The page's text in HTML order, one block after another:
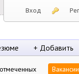
Вход
+ Добавить
Вакансии